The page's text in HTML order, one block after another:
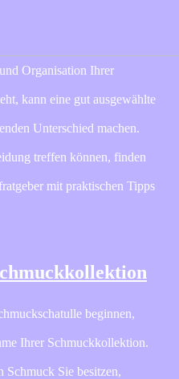
Organisation Ihrer
kann eine gut ausgewählte
Unterschied machen.
treffen können, finden
mit praktischen Tipps
beginnen,
Ihrer Schmuckkollektion.
Schmuck Sie besitzen,